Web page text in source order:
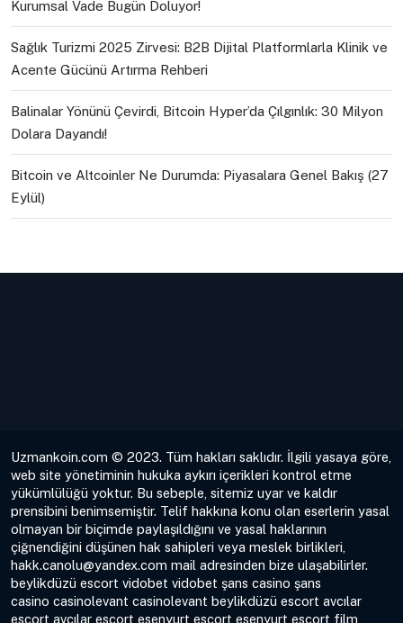
Kurumsal Vade Bugün Doluyor!
Sağlık Turizmi 2025 Zirvesi: B2B Dijital Platformlarla Klinik ve
Acente Gücünü Artırma Rehberi
Balinalar Yönünü Çevirdi, Bitcoin Hyper’da Çılgınlık: 30 Milyon
Dolara Dayandı!
Bitcoin ve Altcoinler Ne Durumda: Piyasalara Genel Bakış (27
Eylül)
Uzmankoin.com © 2023. Tüm hakları saklıdır. İlgili yasaya göre,
web site yönetiminin hukuka aykırı içerikleri kontrol etme
yükümlülüğü yoktur. Bu sebeple, sitemiz uyar ve kaldır
prensibini benimsemiştir. Telif hakkına konu olan eserlerin yasal
olmayan bir biçimde paylaşıldığını ve yasal haklarının
çiğnendiğini düşünen hak sahipleri veya meslek birlikleri,
hakk.canolu@yandex.com mail adresinden bize ulaşabilirler.
beylikdüzü escort vidobet vidobet şans casino şans
casino casinolevant casinolevant beylikdüzü escort avcılar
escort avcılar escort esenyurt escort esenyurt escort film